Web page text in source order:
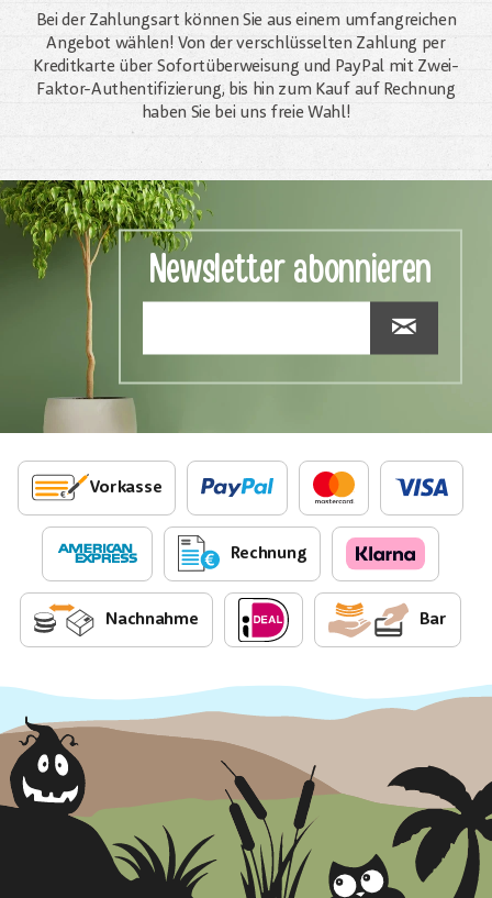
Bei der Zahlungsart können Sie aus einem umfangreichen
Angebot wählen! Von der verschlüsselten Zahlung per
Kreditkarte über Sofortüberweisung und PayPal mit Zwei-
Faktor-Authentifizierung, bis hin zum Kauf auf Rechnung
haben Sie bei uns freie Wahl!
Newsletter abonnieren
Vorkasse
Rechnung
Nachnahme Bar